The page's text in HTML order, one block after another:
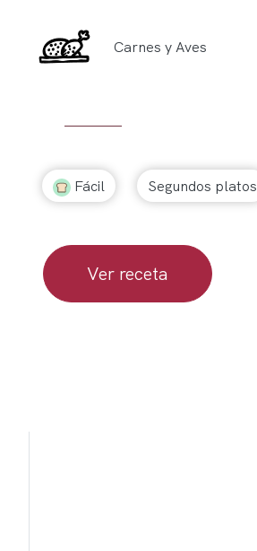
Carnes y Aves
Fácil Segundos platos
Ver receta